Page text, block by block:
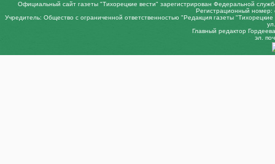
Официальный сайт газеты "Тихорецкие вести" зарегистрирован Федеральной
Регистрационный
Учредитель: Общество с ограниченной ответственностью "Редакция газеты
Главный редактор
эл.